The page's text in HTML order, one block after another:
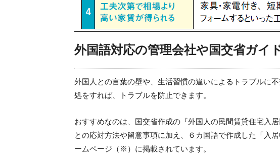
外国語対応の管理会社や国交省ガイ
外国人との言葉の壁や、生活習慣の違いによるトラブルに
処をすれば、トラブルを防止できます。
おすすめなのは、国交省作成の『外国人の民間賃貸住宅入
との応対方法や留意事項に加え、６カ国語で作成した「入
ームページ（※）に掲載されています。